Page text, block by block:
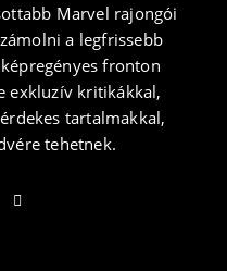
Marvel rajongói
a legfrissebb
fronton
exkluzív kritikákkal,
tartalmakkal,
tehetnek.